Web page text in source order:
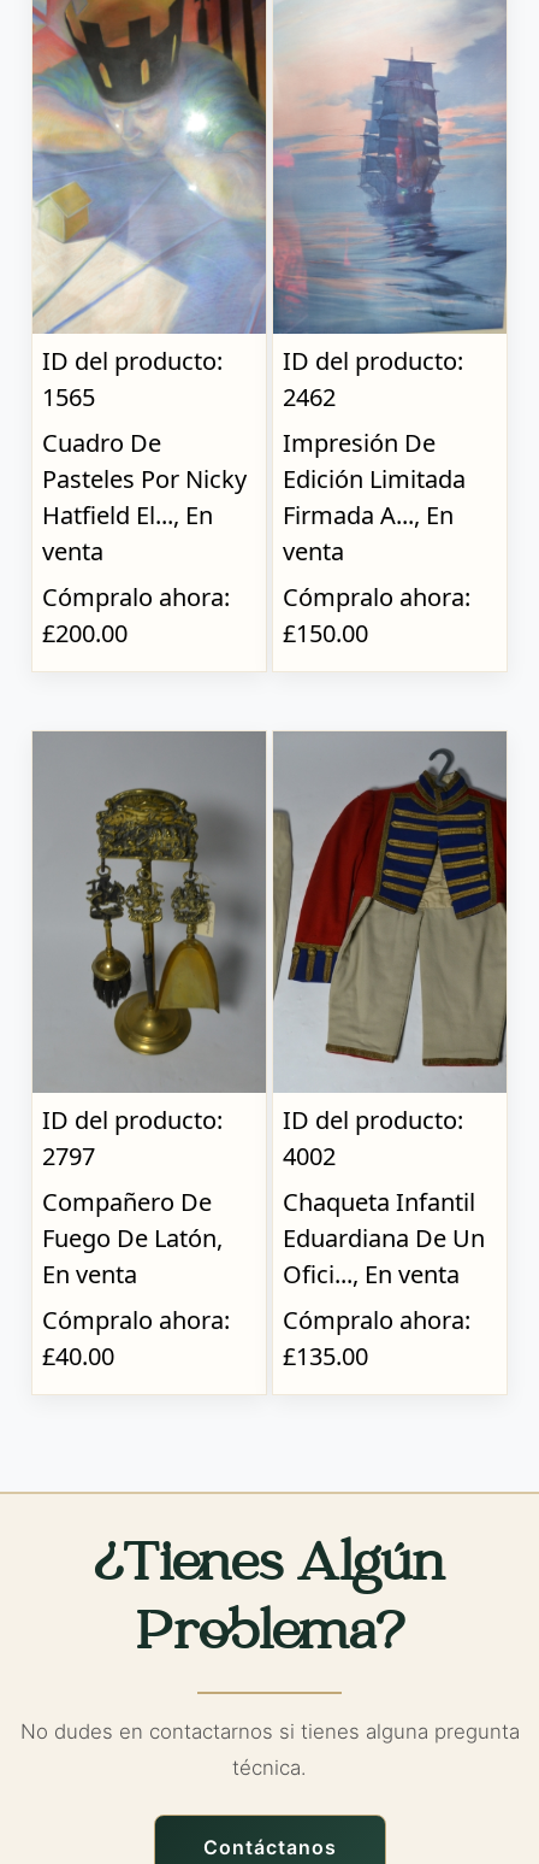
ID del producto:
1565
Cuadro De
Pasteles Por Nicky
Hatfield El..., En
venta
Cómpralo ahora:
£200.00
ID del producto:
2462
Impresión De
Edición Limitada
Firmada A..., En
venta
Cómpralo ahora:
£150.00
ID del producto:
2797
Compañero De
Fuego De Latón,
En venta
Cómpralo ahora:
£40.00
ID del producto:
4002
Chaqueta Infantil
Eduardiana De Un
Ofici..., En venta
Cómpralo ahora:
£135.00
¿Tienes Algún
Problema?
No dudes en contactarnos si tienes alguna pregunta
técnica.
Contáctanos